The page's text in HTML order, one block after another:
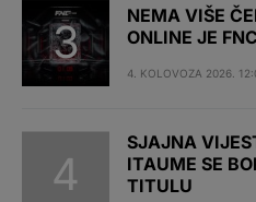
NEMA VIŠE
ONLINE JE
4. KOLOVOZA 2026.
SJAJNA
ITAUME SE
TITULU